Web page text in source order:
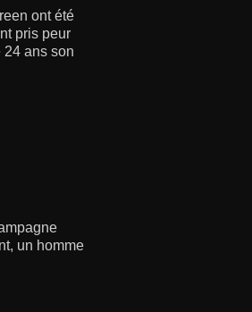
ont été
pris peur
24 ans son
un homme